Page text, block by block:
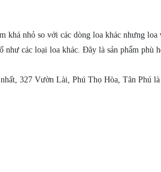
nhỏ so với các dòng loa khác nhưng loa
các loại loa khác. Đây là sản phẩm phù
327 Vườn Lài, Phú Thọ Hòa, Tân Phú